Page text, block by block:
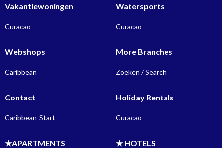
Vakantiewoningen
Curacao
Watersports
Curacao
Webshops
Caribbean
More Branches
Zoeken / Search
Contact
Caribbean-Start
Holiday Rentals
Curacao
★APARTMENTS ★ HOTELS